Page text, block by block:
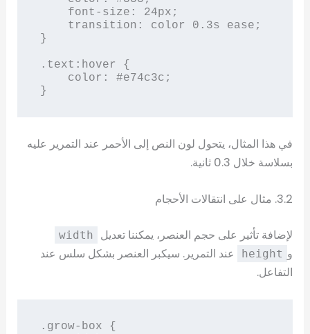
}
.text:hover {
}
في هذا المثال، يتحول لون النص إلى الأحمر عند التمرير عليه
بسلاسة خلال 0.3 ثانية.
3.2. مثال على انتقالات الأحجام
لإضافة تأثير على حجم العنصر، يمكننا تعديل width
و height
عند التمرير. سيكبر العنصر بشكل سلس عند
التفاعل.
.grow-box {